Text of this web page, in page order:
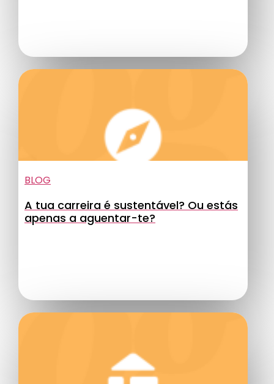
BLOG
A tua carreira é sustentável? Ou estás
apenas a aguentar-te?